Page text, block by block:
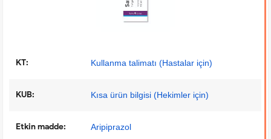
KT: Kullanma talimatı (Hastalar için)
KUB: Kısa ürün bilgisi (Hekimler için)
Etkin madde: Aripiprazol